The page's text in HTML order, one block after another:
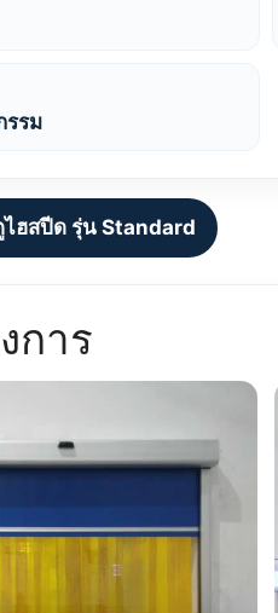
รรม
ไฮสปีด รุ่น Standard
การ